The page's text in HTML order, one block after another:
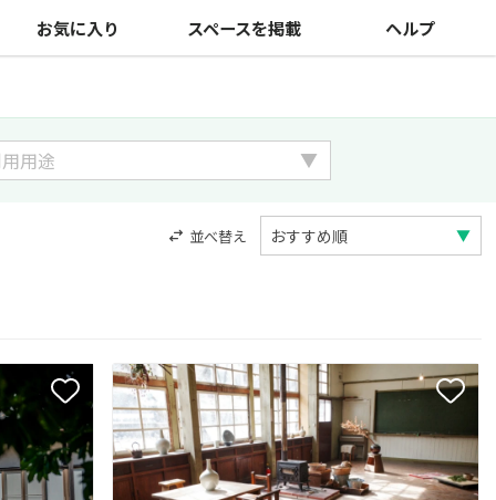
お気に入り スペースを掲載 ヘルプ
並べ替え